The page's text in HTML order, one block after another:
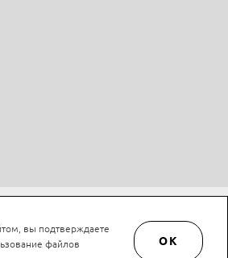
© LAN-art.ru, 2013—2026. Все права защищены.
Положение об обработке и защите персональных
данных.
вы подтверждаете
файлов
OK